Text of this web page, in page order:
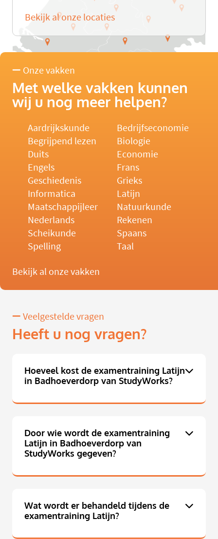
Bekijk al onze locaties
Onze vakken
Met welke vakken kunnen
wij u nog meer helpen?
Aardrijkskunde
Bedrijfseconomie
Begrijpend lezen
Biologie
Duits
Economie
Engels
Frans
Geschiedenis
Grieks
Informatica
Latijn
Maatschappijleer
Natuurkunde
Nederlands
Rekenen
Scheikunde
Spaans
Spelling
Taal
Bekijk al onze vakken
Veelgestelde vragen
Heeft u nog vragen?
Hoeveel kost de examentraining Latijn
in Badhoeverdorp van StudyWorks?
Door wie wordt de examentraining
Latijn in Badhoeverdorp van
StudyWorks gegeven?
Wat wordt er behandeld tijdens de
examentraining Latijn?